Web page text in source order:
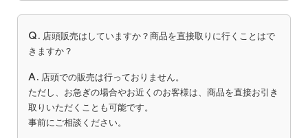
Q. 店頭販売はしていますか？商品を直接取りに行くことはで
きますか？
A. 店頭での販売は行っておりません。
ただし、お急ぎの場合やお近くのお客様は、商品を直接お引き
取りいただくことも可能です。
事前にご相談ください。